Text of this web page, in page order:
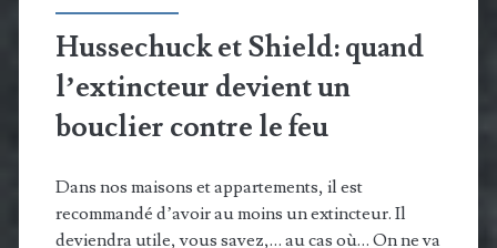
Hussechuck et Shield: quand
l’extincteur devient un
bouclier contre le feu
Dans nos maisons et appartements, il est
recommandé d’avoir au moins un extincteur. Il
deviendra utile, vous savez,… au cas où… On ne va